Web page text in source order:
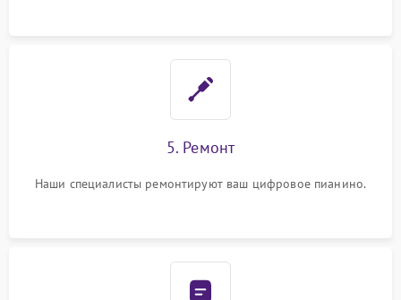
5. Ремонт
Наши специалисты ремонтируют ваш цифровое пианино.